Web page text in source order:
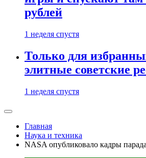
рублей
1 неделя спустя
Только для
элитные советские
1 неделя спустя
Главная
Наука и техника
NASA опубликовало кадры